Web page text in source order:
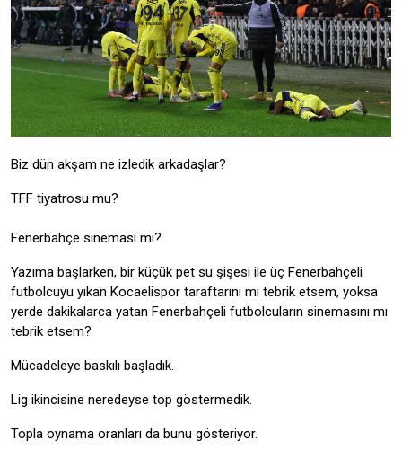
Biz dün akşam ne izledik arkadaşlar?
TFF tiyatrosu mu?
Fenerbahçe sineması mı?
Yazıma başlarken, bir küçük pet su şişesi ile üç Fenerbahçeli
futbolcuyu yıkan Kocaelispor taraftarını mı tebrik etsem, yoksa
yerde dakikalarca yatan Fenerbahçeli futbolcuların sinemasını mı
tebrik etsem?
Mücadeleye baskılı başladık.
Lig ikincisine neredeyse top göstermedik.
Topla oynama oranları da bunu gösteriyor.